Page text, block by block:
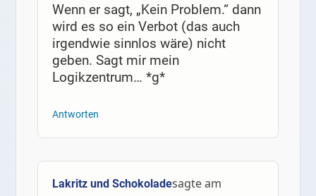
Wenn er sagt, „Kein Problem.“ dann
wird es so ein Verbot (das auch
irgendwie sinnlos wäre) nicht
geben. Sagt mir mein
Logikzentrum… *g*
Antworten
Lakritz und Schokoladesagte am